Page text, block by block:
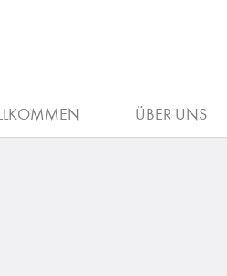
ÜBER UNS
SCHNITT